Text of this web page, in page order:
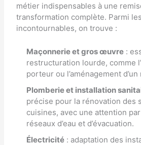
métier indispensables à une
transformation complète. Parmi
incontournables, on trouve :
Maçonnerie et gros œuvre :
restructuration lourde, comme
porteur ou l’aménagement
Plomberie et installation
précise pour la rénovation des
cuisines, avec une attention
réseaux d’eau et d’évacuation.
Électricité : adaptation des